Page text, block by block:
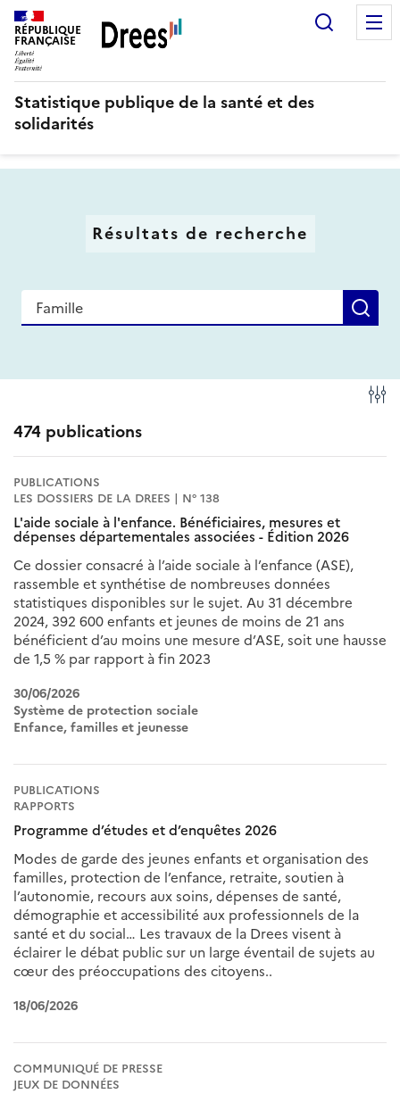
Aller
au
contenu
principal
RÉPUBLIQUE
FRANÇAISE
Statistique publique de la santé et des
solidarités
Résultats de recherche
Recherche
474 publications
PUBLICATIONS
LES DOSSIERS DE LA DREES | N° 138
L'aide sociale à l'enfance. Bénéficiaires, mesures et
dépenses départementales associées - Édition 2026
Ce dossier consacré à l’aide sociale à l’enfance (ASE),
rassemble et synthétise de nombreuses données
statistiques disponibles sur le sujet. Au 31 décembre
2024, 392 600 enfants et jeunes de moins de 21 ans
bénéficient d’au moins une mesure d’ASE, soit une hausse
de 1,5 % par rapport à fin 2023
30/06/2026
Système de protection sociale
Enfance, familles et jeunesse
PUBLICATIONS
RAPPORTS
Programme d’études et d’enquêtes 2026
Modes de garde des jeunes enfants et organisation des
familles, protection de l’enfance, retraite, soutien à
l’autonomie, recours aux soins, dépenses de santé,
démographie et accessibilité aux professionnels de la
santé et du social… Les travaux de la Drees visent à
éclairer le débat public sur un large éventail de sujets au
cœur des préoccupations des citoyens..
18/06/2026
COMMUNIQUÉ DE PRESSE
JEUX DE DONNÉES